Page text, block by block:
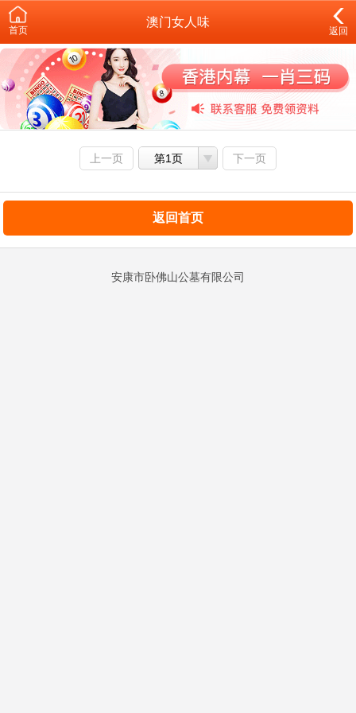
首页
澳门女人味
返回
上一页 第1页 下一页
返回首页
安康市卧佛山公墓有限公司